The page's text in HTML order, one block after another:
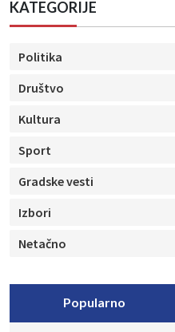
KATEGORIJE
Politika
Društvo
Kultura
Sport
Gradske vesti
Izbori
Netačno
Popularno